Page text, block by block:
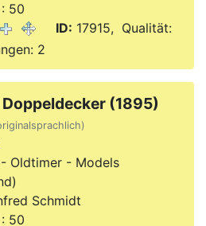
50
ID: 17915, Qualität:
2
(1895)
Oldtimer - Models
Schmidt
50